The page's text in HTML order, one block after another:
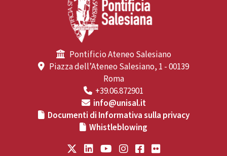
Pontificio Ateneo Salesiano
Piazza dell’Ateneo Salesiano, 1 - 00139
Roma
+39.06.872901
info@unisal.it
Documenti di Informativa sulla privacy
Whistleblowing